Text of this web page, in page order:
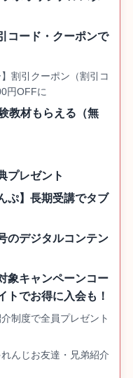
コード・クーポンで
割引クーポン（割引コ
円OFFに
教材もらえる（無
プレゼント
ぷ】長期受講でタブ
のデジタルコンテン
象キャンペーンコー
トでお得に入会も！
制度で全員プレゼント
んじお友達・兄弟紹介